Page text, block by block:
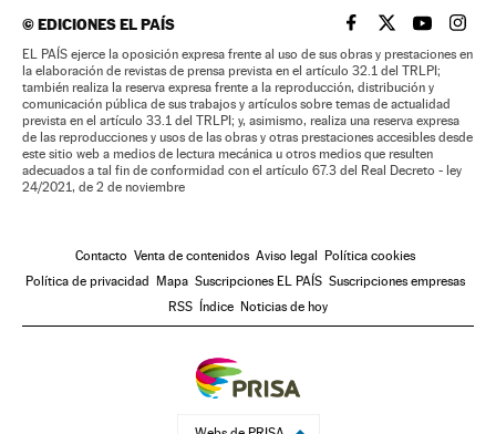
©EDICIONES EL PAÍS EL PAÍS BRASIL EN
EL PAÍSEL PAÍS
EL
EL PAÍS ejerce la oposición expresa frente al uso de sus obras y prestaciones en
la elaboración de revistas de prensa prevista en el artículo 32.1 del TRLPI;
también realiza la reserva expresa frente a la reproducción, distribución y
comunicación pública de sus trabajos y artículos sobre temas de actualidad
prevista en el artículo 33.1 del TRLPI; y, asimismo, realiza una reserva expresa
de las reproducciones y usos de las obras y otras prestaciones accesibles desde
este sitio web a medios de lectura mecánica u otros medios que resulten
adecuados a tal fin de conformidad con el artículo 67.3 del Real Decreto - ley
24/2021, de 2 de noviembre
Contacto Venta de contenidos Aviso legal Política cookies
Política de privacidad Mapa Suscripciones EL PAÍS Suscripciones empresas
RSS Índice Noticias de hoy